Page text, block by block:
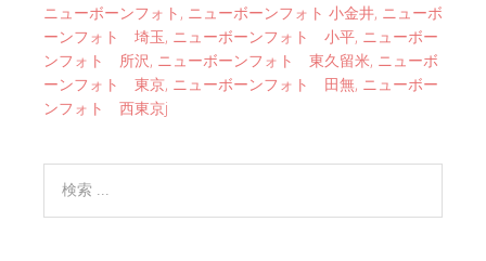
ニューボーンフォト , ニューボーンフォト 小金井, ニューボ
ーンフォト 埼玉, ニューボーンフォト 小平, ニューボー
ンフォト 所沢, ニューボーンフォト 東久留米, ニューボ
ーンフォト 東京, ニューボーンフォト 田無, ニューボー
ンフォト 西東京j